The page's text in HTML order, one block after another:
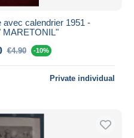
avec calendrier 1951 -
MARETONIL"
€4.90 -10%
Private individual